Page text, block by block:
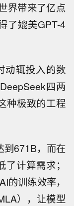
界带来了亿点
了媲美GPT-4
动辄投入的数
四两
种极致的工程
到671B，而在
计算需求；
的训练效率，
），让模型